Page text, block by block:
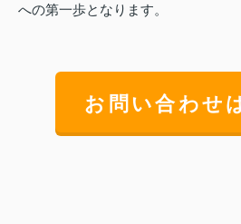
への第一歩となります。
お問い合わせ